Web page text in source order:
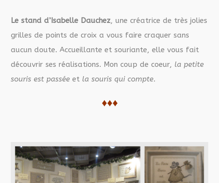
Le stand d’Isabelle Dauchez, une créatrice de très jolies
grilles de points de croix a vous faire craquer sans
aucun doute. Accueillante et souriante, elle vous fait
découvrir ses réalisations. Mon coup de coeur, la petite
souris est passée et la souris qui compte.
♦♦♦